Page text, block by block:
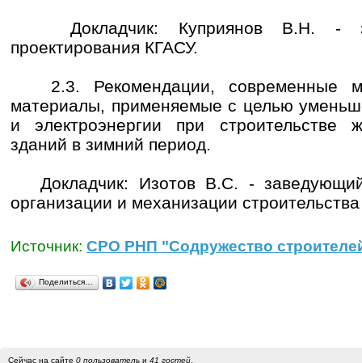
Докладчик: Куприянов В.Н. -
проектирования КГАСУ.
2.3. Рекомендации, современные
материалы, применяемые с целью
и электроэнергии при
зданий в зимний период.
Докладчик: Изотов В.С. - заведующий
организации и механизации
Источник: СРО РНП "Содружество
Поделиться…
Сейчас на сайте 0 пользовательи 41 гостей.